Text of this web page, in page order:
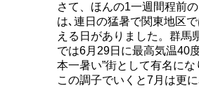
さて、ほんの1一週間程前
は､連日の猛暑で関東地区
える日がありました。群馬
では6月29日に最高気温40
本一暑い”街として有名にな
この調子でいくと7月は更